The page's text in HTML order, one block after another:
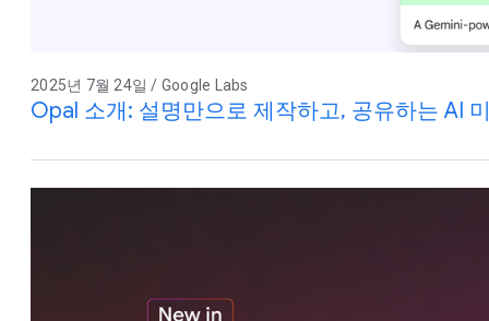
2025년 7월 24일 / Google Labs
Opal 소개: 설명만으로 제작하고, 공유하는 AI